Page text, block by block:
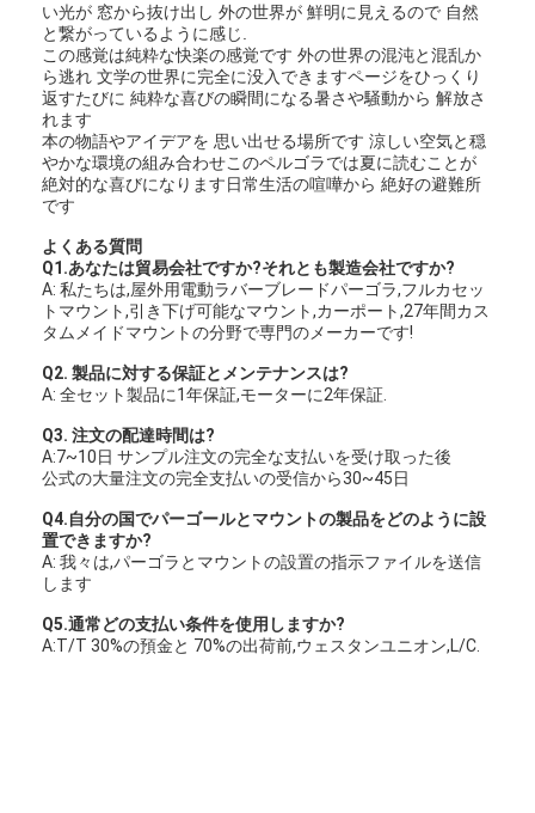
い光が 窓から抜け出し 外の世界が 鮮明に見えるので 自然
と繋がっているように感じ.
この感覚は純粋な快楽の感覚です 外の世界の混沌と混乱か
ら逃れ 文学の世界に完全に没入できますページをひっくり
返すたびに 純粋な喜びの瞬間になる暑さや騒動から 解放さ
れます
本の物語やアイデアを 思い出せる場所です 涼しい空気と穏
やかな環境の組み合わせこのペルゴラでは夏に読むことが
絶対的な喜びになります日常生活の喧嘩から 絶好の避難所
です
よくある質問
Q1.あなたは貿易会社ですか?それとも製造会社ですか?
A: 私たちは,屋外用電動ラバーブレードパーゴラ,フルカセッ
トマウント,引き下げ可能なマウント,カーポート,27年間カス
タムメイドマウントの分野で専門のメーカーです!
Q2. 製品に対する保証とメンテナンスは?
A: 全セット製品に1年保証,モーターに2年保証.
Q3. 注文の配達時間は?
A:7~10日 サンプル注文の完全な支払いを受け取った後
公式の大量注文の完全支払いの受信から30~45日
Q4.自分の国でパーゴールとマウントの製品をどのように設
置できますか?
A: 我々は,パーゴラとマウントの設置の指示ファイルを送信
します
Q5.通常どの支払い条件を使用しますか?
A:T/T 30%の預金と 70%の出荷前,ウェスタンユニオン,L/C.